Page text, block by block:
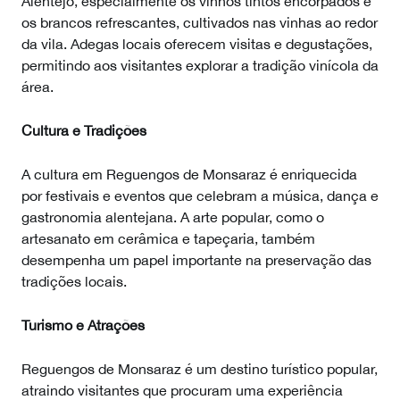
os brancos refrescantes, cultivados nas vinhas ao redor
da vila. Adegas locais oferecem visitas e degustações,
permitindo aos visitantes explorar a tradição vinícola da
área.
Cultura e Tradições
A cultura em Reguengos de Monsaraz é enriquecida
por festivais e eventos que celebram a música, dança e
gastronomia alentejana. A arte popular, como o
artesanato em cerâmica e tapeçaria, também
desempenha um papel importante na preservação das
tradições locais.
Turismo e Atrações
Reguengos de Monsaraz é um destino turístico popular,
atraindo visitantes que procuram uma experiência